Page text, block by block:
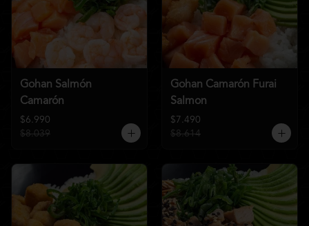
Gohan Salmón
Camarón
$6.990
$8.039
Gohan Camarón Furai
Salmon
$7.490
$8.614